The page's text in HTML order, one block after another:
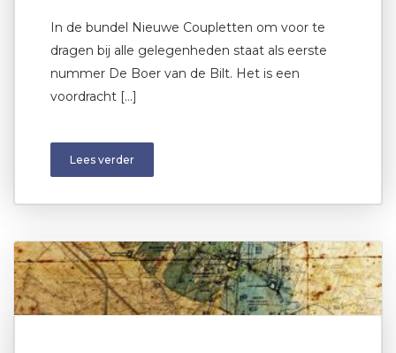
In de bundel Nieuwe Coupletten om voor te
dragen bij alle gelegenheden staat als eerste
nummer De Boer van de Bilt. Het is een
voordracht […]
Lees verder